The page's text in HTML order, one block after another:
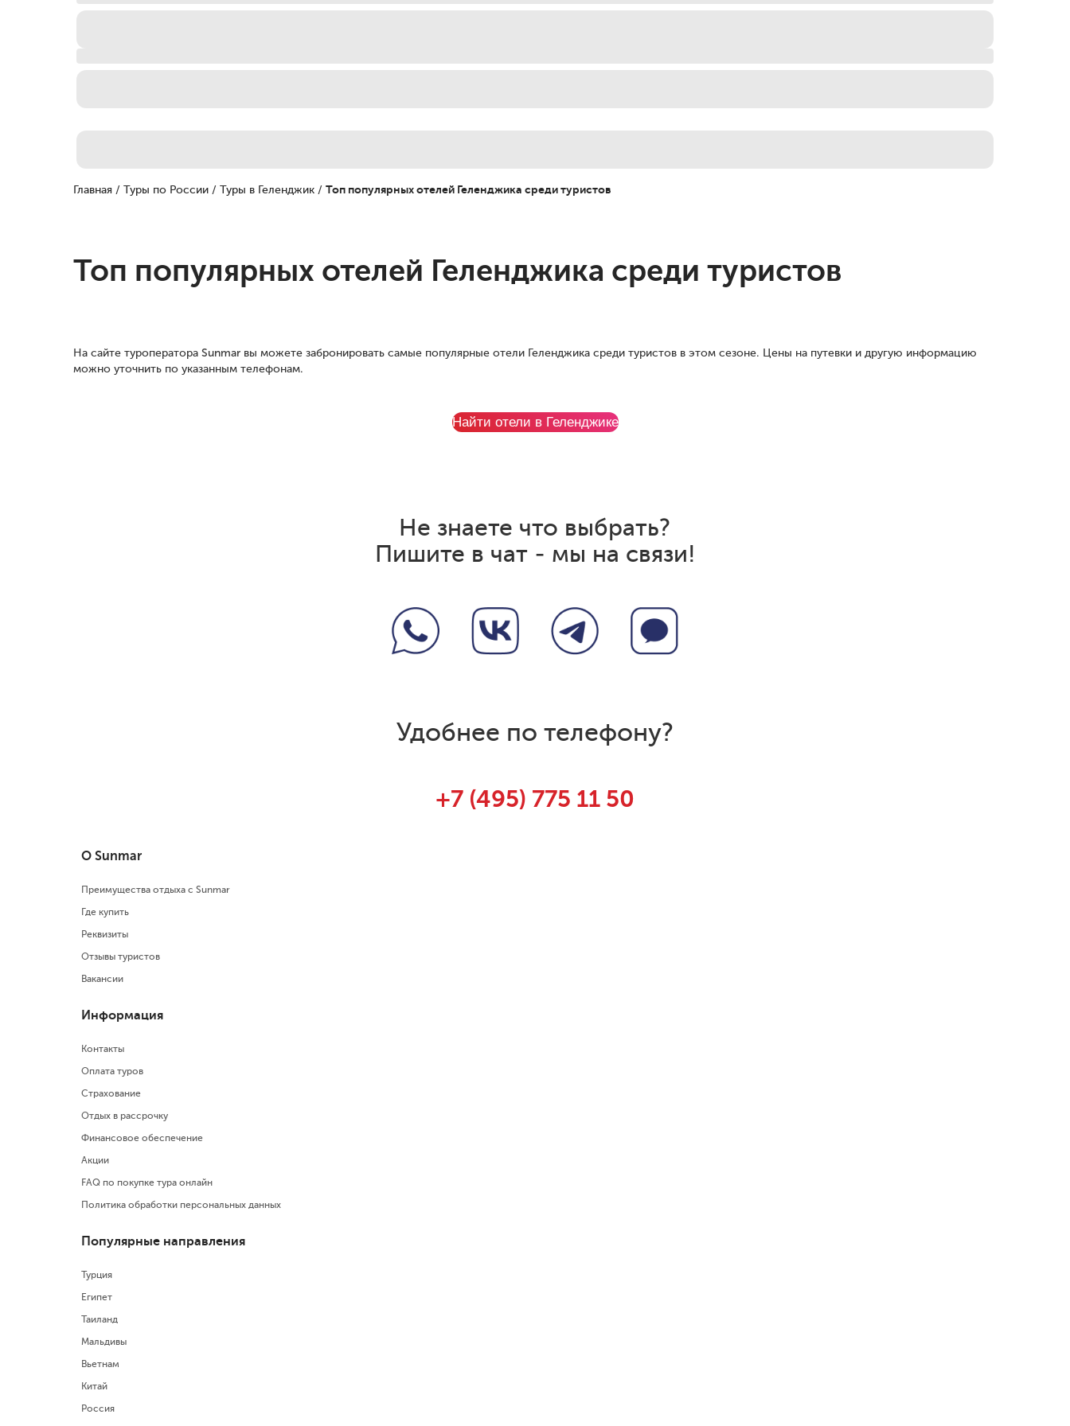
Главная / Туры по России / Туры в Геленджик / Топ популярных отелей Геленджика среди туристов
Топ популярных отелей Геленджика среди туристов
На сайте туроператора Sunmar вы можете забронировать самые популярные отели Геленджика среди туристов в этом сезоне. Цены на путевки и другую информацию
можно уточнить по указанным телефонам.
Найти отели в Геленджике
Не знаете что выбрать?
Пишите в чат - мы на связи!
Удобнее по телефону?
+7 (495) 775 11 50
О Sunmar
Преимущества отдыха с Sunmar
Где купить
Реквизиты
Отзывы туристов
Вакансии
Информация
Контакты
Оплата туров
Страхование
Отдых в рассрочку
Финансовое обеспечение
Акции
FAQ по покупке тура онлайн
Политика обработки персональных данных
Популярные направления
Турция
Египет
Таиланд
Мальдивы
Вьетнам
Китай
Россия